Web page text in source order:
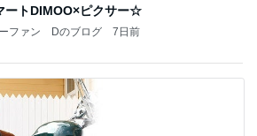
ートDIMOO×ピクサー☆
ファン Dのブログ 7日前